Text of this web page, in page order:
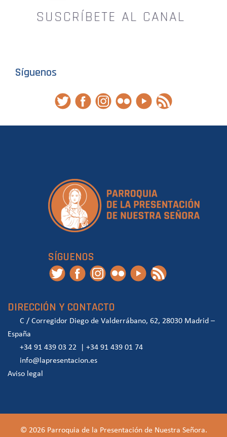
Síguenos
SÍGUENOS
DIRECCIÓN Y CONTACTO
C / Corregidor Diego de Valderrábano, 62, 28030 Madrid –
España
+34 91 439 03 22
+34 91 439 01 74
info@lapresentacion.es
Aviso legal
© 2026 Parroquia de la Presentación de Nuestra Señora.